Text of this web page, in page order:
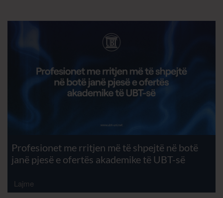
Profesionet me rritjen më të shpejtë në botë
janë pjesë e ofertës akademike të UBT-së
Lajme